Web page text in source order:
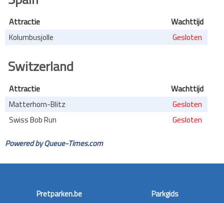
Attractie Wachttijd
Kolumbusjolle Gesloten
Switzerland
Attractie Wachttijd
Matterhorn-Blitz
Gesloten
Swiss Bob Run
Gesloten
Powered by Queue-Times.com
Pretparken.be
Parkgids